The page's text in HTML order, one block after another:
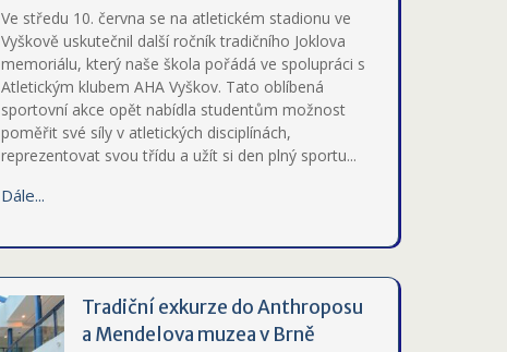
Ve středu 10. června se na atletickém stadionu ve
Vyškově uskutečnil další ročník tradičního Joklova
memoriálu, který naše škola pořádá ve spolupráci s
Atletickým klubem AHA Vyškov. Tato oblíbená
sportovní akce opět nabídla studentům možnost
poměřit své síly v atletických disciplínách,
reprezentovat svou třídu a užít si den plný sportu...
Dále...
Tradiční exkurze do Anthroposu
a Mendelova muzea v Brně